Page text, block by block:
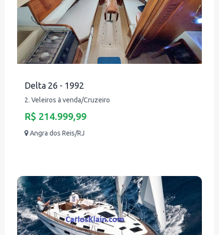
Delta 26 - 1992
2. Veleiros à venda/Cruzeiro
R$ 214.999,99
Angra dos Reis/RJ